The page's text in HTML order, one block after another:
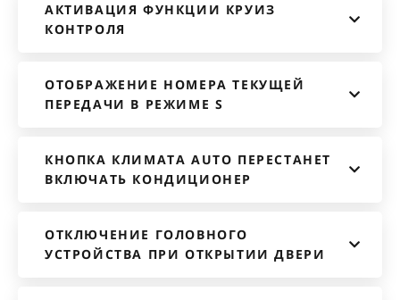
АКТИВАЦИЯ ФУНКЦИИ КРУИЗ
КОНТРОЛЯ
ОТОБРАЖЕНИЕ НОМЕРА ТЕКУЩЕЙ
ПЕРЕДАЧИ В РЕЖИМЕ S
КНОПКА КЛИМАТА AUTO ПЕРЕСТАНЕТ
ВКЛЮЧАТЬ КОНДИЦИОНЕР
ОТКЛЮЧЕНИЕ ГОЛОВНОГО
УСТРОЙСТВА ПРИ ОТКРЫТИИ ДВЕРИ